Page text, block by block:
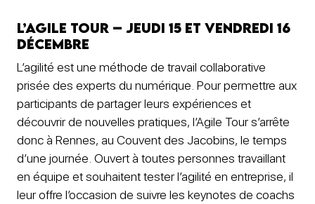
L’Agile Tour – jeudi 15 et vendredi 16
décembre
L’agilité est une méthode de travail collaborative
prisée des experts du numérique. Pour permettre aux
participants de partager leurs expériences et
découvrir de nouvelles pratiques, l’Agile Tour s’arrête
donc à Rennes, au Couvent des Jacobins, le temps
d’une journée. Ouvert à toutes personnes travaillant
en équipe et souhaitent tester l’agilité en entreprise, il
leur offre l’occasion de suivre les keynotes de coachs